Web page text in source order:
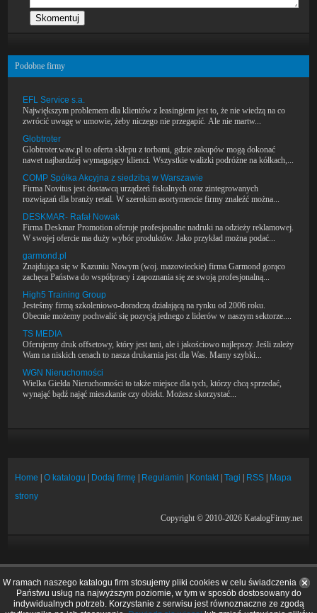
Podobne firmy
EFL Service s.a.
Największym problemem dla klientów z leasingiem jest to, że nie wiedzą na co
zwrócić uwagę w umowie, żeby niczego nie przegapić. Ale nie martw...
Globtroter
Globtroter.waw.pl to oferta sklepu z torbami, gdzie zakupów mogą dokonać
nawet najbardziej wymagający klienci. Wszystkie walizki podróżne na kółkach,...
COMP Spółka Akcyjna z siedzibą w Warszawie
Firma Novitus jest dostawcą urządzeń fiskalnych oraz zintegrowanych
rozwiązań dla branży retail. W szerokim asortymencie firmy znaleźć można...
DESKMAR- Rafał Nowak
Firma Deskmar Promotion oferuje profesjonalne nadruki na odzieży reklamowej.
W swojej ofercie ma duży wybór produktów. Jako przykład można podać...
garmond.pl
Znajdująca się w Kazuniu Nowym (woj. mazowieckie) firma Garmond gorąco
zachęca Państwa do współpracy i zapoznania się ze swoją profesjonalną...
High5 Training Group
Jesteśmy firmą szkoleniowo-doradczą działającą na rynku od 2006 roku.
Obecnie możemy pochwalić się pozycją jednego z liderów w naszym sektorze....
TS MEDIA
Oferujemy druk offsetowy, który jest tani, ale i jakościowo najlepszy. Jeśli zależy
Wam na niskich cenach to nasza drukarnia jest dla Was. Mamy szybki...
WGN Nieruchomości
Wielka Giełda Nieruchomości to także miejsce dla tych, którzy chcą sprzedać,
wynająć bądź nająć mieszkanie czy obiekt. Możesz skorzystać...
Home |O katalogu Dodaj firmę Regulamin Kontakt|Tagi RSS
Mapa
strony
Copyright © 2010-2026 KatalogFirmy.net
W ramach naszego katalogu firm stosujemy pliki cookies w celu świadczenia
Państwu usług na najwyższym poziomie, w tym w sposób dostosowany do
indywidualnych potrzeb. Korzystanie z serwisu jest równoznaczne ze zgodą